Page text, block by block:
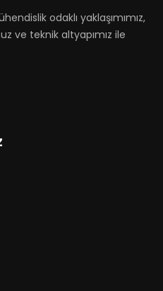
odaklı yaklaşımımız,
ve teknik altyapımız ile